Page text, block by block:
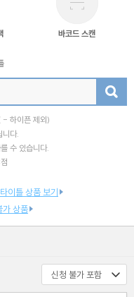
바코드 스캔
- 하이픈 제외)
다.
수 있습니다.
이틀 상품 보기
가 상품